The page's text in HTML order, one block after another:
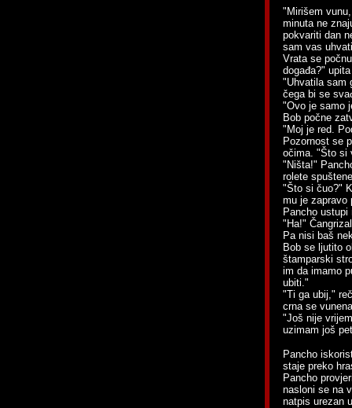
"Mirišem
minuta ne
pokvariti dan
sam vas
Vrata se
događa?"
"Uhvatila sam
čega bi se
"Ovo je samo
Bob počne
"Moj je red.
Pozornost se
očima. "Što si
"Ništa!"
rolete
"Što si čuo?"
mu je zapravo
Pancho
"Ha!"
Pa nisi baš
Bob se ljutito
štamparski
im da imamo
ubiti."
"Ti ga ubij,"
crna se
"Još nije
uzimam još
Pancho
staje preko
Pancho
nasloni se na
natpis urezan